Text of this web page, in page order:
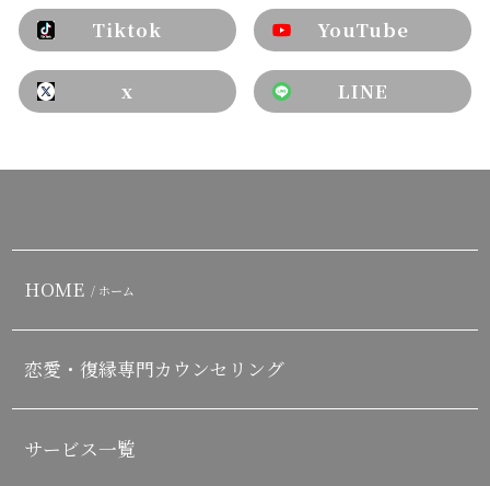
Tiktok YouTube
x LINE
HOME / ホーム
恋愛・復縁専門カウンセリング
サービス一覧